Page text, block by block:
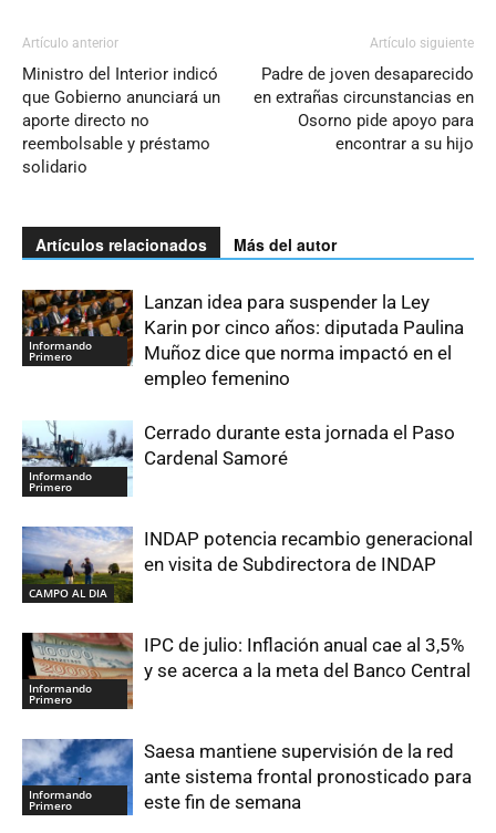
Artículo anterior
Ministro del Interior indicó
que Gobierno anunciará un
aporte directo no
reembolsable y préstamo
solidario
Artículo siguiente
Padre de joven desaparecido
en extrañas circunstancias en
Osorno pide apoyo para
encontrar a su hijo
Artículos relacionados Más del autor
Informando
Primero
Lanzan idea para suspender la Ley
Karin por cinco años: diputada Paulina
Muñoz dice que norma impactó en el
empleo femenino
Informando
Primero
Cerrado durante esta jornada el Paso
Cardenal Samoré
CAMPO AL DIA
INDAP potencia recambio generacional
en visita de Subdirectora de INDAP
Informando
Primero
IPC de julio: Inflación anual cae al 3,5%
y se acerca a la meta del Banco Central
Informando
Primero
Saesa mantiene supervisión de la red
ante sistema frontal pronosticado para
este fin de semana